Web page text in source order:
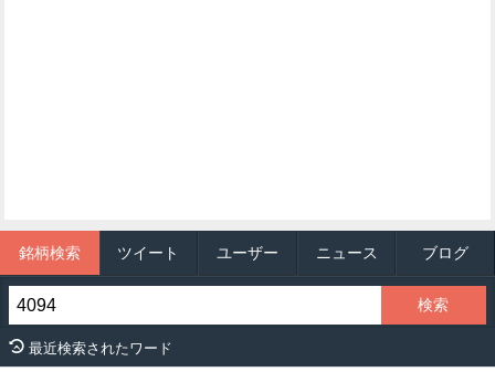
銘柄検索 ツイート ユーザー ニュース ブログ
最近検索されたワード